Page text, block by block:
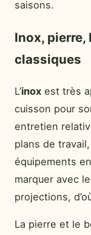
saisons.
Inox, pierre,
classiques
L’inox est très
cuisson pour
entretien
plans de
équipements
marquer avec
projections,
La pierre et le